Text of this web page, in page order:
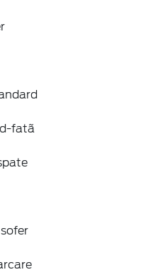
fatã